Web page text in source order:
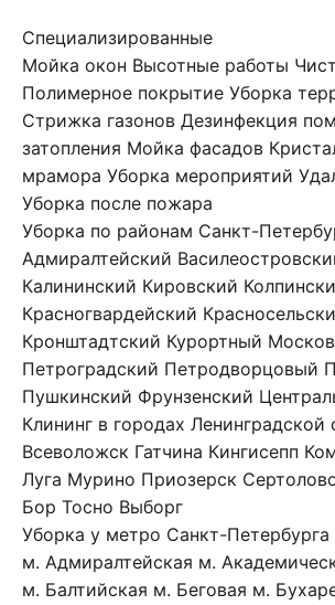
Специализированные
Мойка окон Высотные работы
Полимерное покрытие Уборка
Стрижка газонов Дезинфекция
затопления Мойка фасадов
мрамора Уборка мероприятий
Уборка после пожара
Уборка по районам Санкт-
Адмиралтейский
Калининский Кировский
Красногвардейский
Кронштадтский Курортный
Петроградский Петродворцовый
Пушкинский Фрунзенский
Клининг в городах Ленинградской
Всеволожск Гатчина Кингисепп
Луга Мурино Приозерск
Бор Тосно Выборг
Уборка у метро Санкт-Петербурга
м. Адмиралтейская м.
м. Балтийская м. Беговая м.